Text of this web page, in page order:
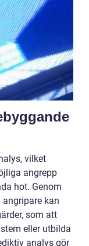
vilket
angrepp
hot. Genom
kan
som att
eller utbilda
analys gör